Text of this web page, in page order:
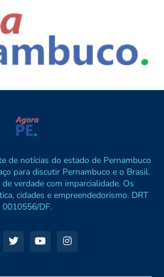
de notícias do estado de Pernambuco
para discutir Pernambuco e o Brasil.
verdade com imparcialidade. Os
cidades e empreendedorismo. DRT
0010556/DF.